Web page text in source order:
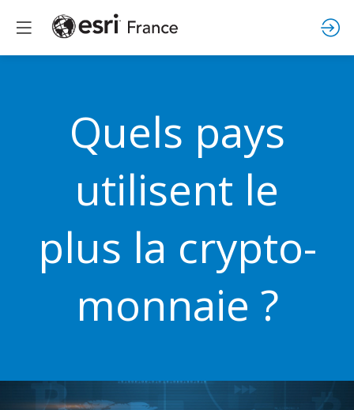
Quels pays
utilisent le
plus la crypto-
monnaie ?